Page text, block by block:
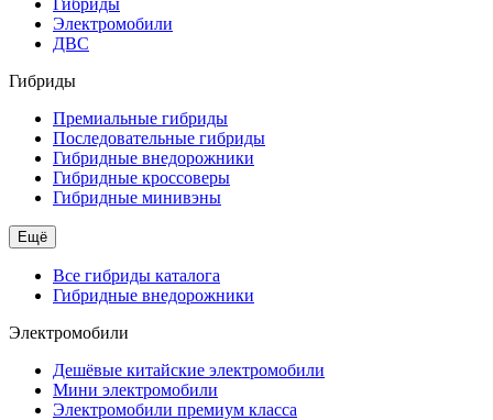
Электромобили
ДВС
Гибриды
Премиальные гибриды
Последовательные гибриды
Гибридные внедорожники
Гибридные кроссоверы
Гибридные минивэны
Ещё
Все гибриды каталога
Гибридные внедорожники
Электромобили
Дешёвые китайские электромобили
Мини электромобили
Электромобили премиум класса